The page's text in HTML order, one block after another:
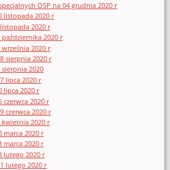
OSP na 04 grudnia 2020 r
listopada 2020 r
2020 r
2020 r
2020 r
sierpnia 2020 r
2020
lipca 2020 r
lipca 2020 r
czerwca 2020 r
czerwca 2020 r
kwietnia 2020 r
marca 2020 r
marca 2020 r
lutego 2020 r
lutego 2020 r